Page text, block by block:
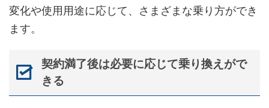
変化や使用用途に応じて、さまざまな乗り方ができ
ます。
契約満了後は必要に応じて乗り換えがで
きる